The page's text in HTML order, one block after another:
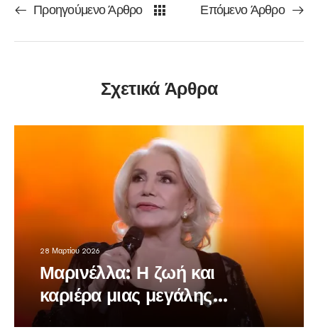
Προηγούμενο Άρθρο Επόμενο Άρθρο
Σχετικά Άρθρα
28 Μαρτίου 2026
Μαρινέλλα: Η ζωή και
καριέρα μιας μεγάλης
τραγουδίστριας